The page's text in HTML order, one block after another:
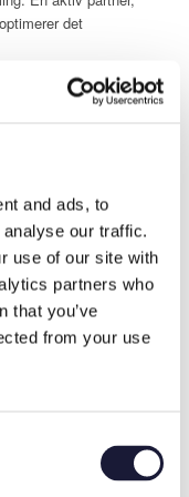
and ads, to
our traffic.
use of our site with
partners who
that you’ve
from your use
det
leveringstider. Det er
aftaler om
at udvikle dette
af løsningen er en
data er konstant
bedre
blive endnu bedre til
seneste måling til